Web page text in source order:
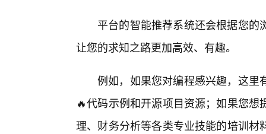
平台的智能推荐系统还会根据您
让您的求知之路更加高效、有趣。
例如，如果您对编程感兴趣，这里
🔥代码示例和开源项目资源；如果您
理、财务分析等各类专业技能的培训